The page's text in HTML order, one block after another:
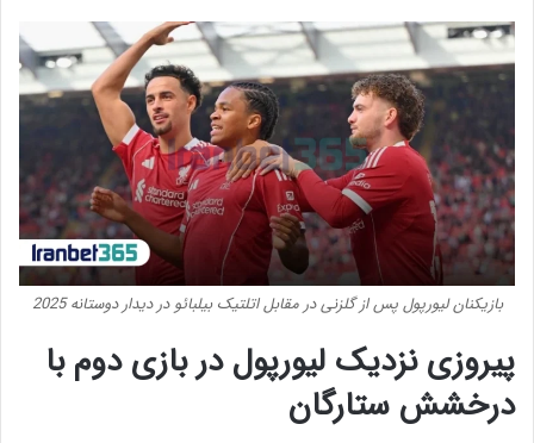
بازیکنان لیورپول پس از گلزنی در مقابل اتلتیک بیلبائو در دیدار دوستانه 2025
پیروزی نزدیک لیورپول در بازی دوم با
درخشش ستارگان